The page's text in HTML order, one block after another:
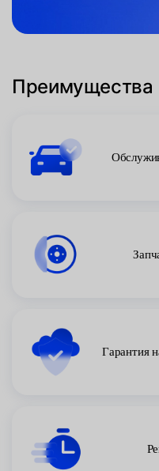
Преимущества
Гарантия